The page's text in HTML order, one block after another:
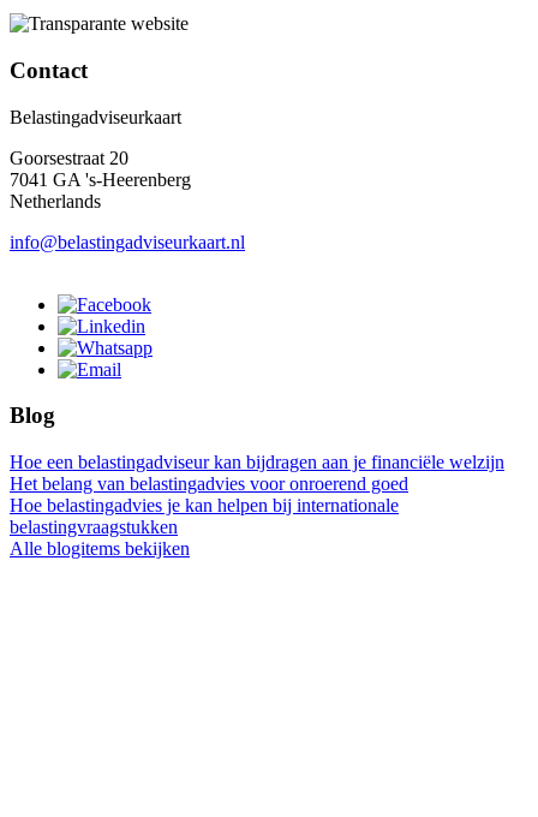
Contact
Belastingadviseurkaart
Goorsestraat 20
7041 GA 's-Heerenberg
Netherlands
info@belastingadviseurkaart.nl
Blog
Hoe een belastingadviseur kan bijdragen aan je financiële welzijn
Het belang van belastingadvies voor onroerend goed
Hoe belastingadvies je kan helpen bij internationale
belastingvraagstukken
Alle blogitems bekijken